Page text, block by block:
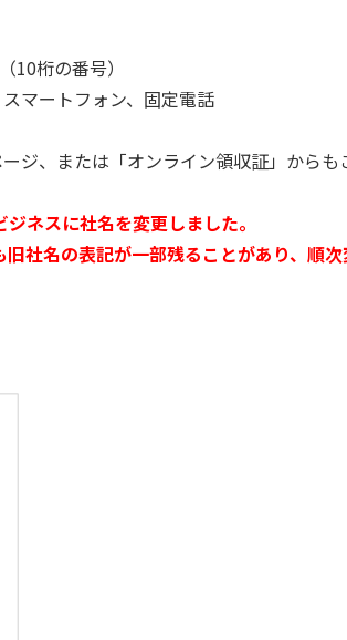
10桁の番号）
マートフォン、固定電話
、または「オンライン領収証」からも
ネスに社名を変更しました。
社名の表記が一部残ることがあり、順次